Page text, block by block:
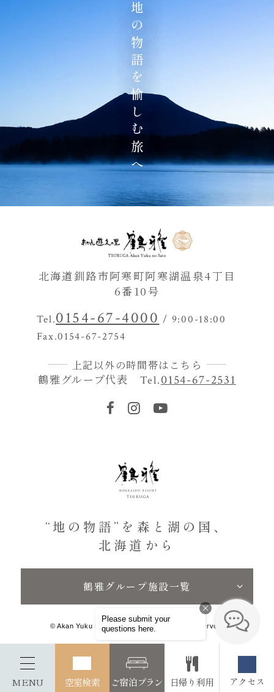
地の物語を愉しむ旅へ
北海道釧路市阿寒町阿寒湖温泉4丁目
6番10号
Tel.0154-67-4000 / 9:00-18:00
Fax.0154-67-2754
上記以外の時間帯はこちら
鶴雅グループ代表 Tel.0154-67-2531
“地の物語”を森と湖の国、
北海道から
鶴雅グループ施設一覧
© Akan Yuku No Sato Tsuruga. All Rights Reserved.
MENU 空室検索 ご宿泊プラン 日帰り利用 アクセス